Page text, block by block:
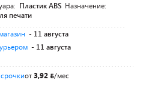
Пластик ABS Назначение:
печати
- 11 августа
- 11 августа
от3,92 /мес